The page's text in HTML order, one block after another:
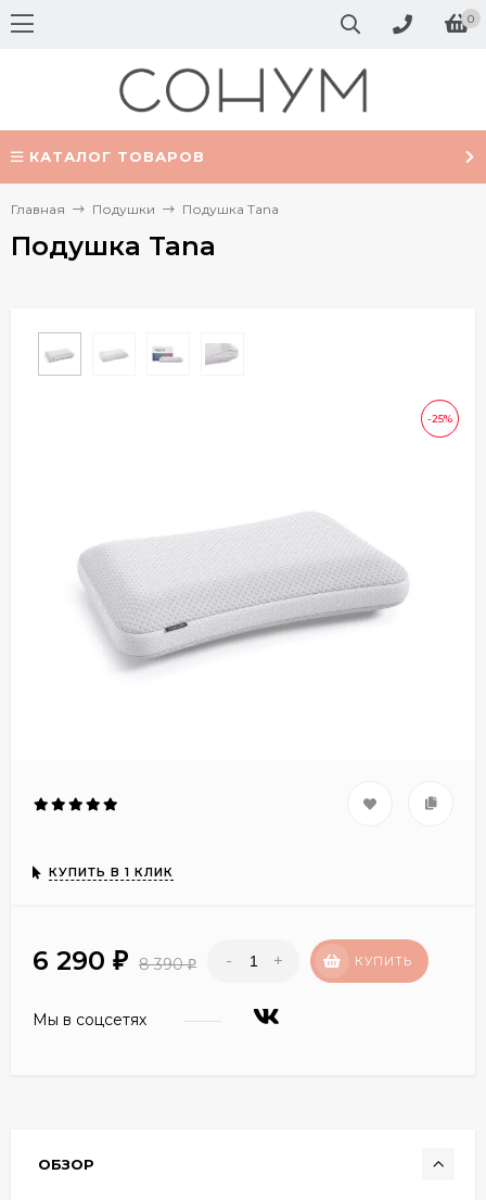
0
КАТАЛОГ ТОВАРОВ
Главная Подушки Подушка Tana
Подушка Tana
-25%
КУПИТЬ В 1 КЛИК
6 290 ₽ 8 390₽ - + КУПИТЬ
Мы в соцсетях
ОБЗОР